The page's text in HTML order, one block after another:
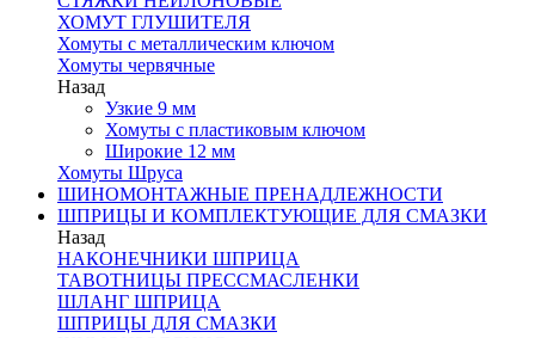
ХОМУТ ГЛУШИТЕЛЯ
Хомуты с металлическим ключом
Хомуты червячные
Назад
Узкие 9 мм
Хомуты с пластиковым ключом
Широкие 12 мм
Хомуты Шруса
ШИНОМОНТАЖНЫЕ ПРЕНАДЛЕЖНОСТИ
ШПРИЦЫ И КОМПЛЕКТУЮЩИЕ ДЛЯ СМАЗКИ
Назад
НАКОНЕЧНИКИ ШПРИЦА
ТАВОТНИЦЫ ПРЕССМАСЛЕНКИ
ШЛАНГ ШПРИЦА
ШПРИЦЫ ДЛЯ СМАЗКИ